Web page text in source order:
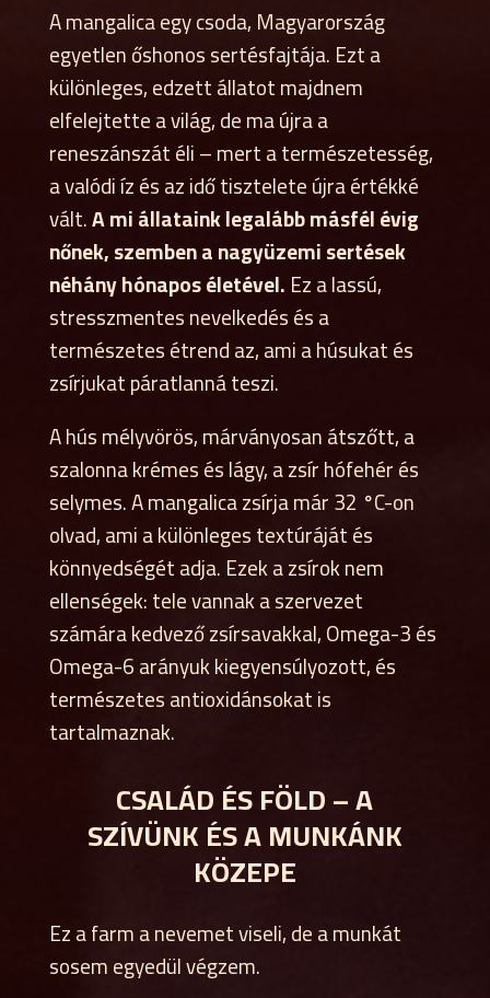
A mangalica egy csoda, Magyarország
egyetlen őshonos sertésfajtája. Ezt a
különleges, edzett állatot majdnem
elfelejtette a világ, de ma újra a
reneszánszát éli – mert a természetesség,
a valódi íz és az idő tisztelete újra értékké
vált.A mi állataink legalább másfél évig
nőnek, szemben a nagyüzemi sertések
néhány hónapos életével.Ez a lassú,
stresszmentes nevelkedés és a
természetes étrend az, ami a húsukat és
zsírjukat páratlanná teszi.
A hús mélyvörös, márványosan átszőtt, a
szalonna krémes és lágy, a zsír hófehér és
selymes. A mangalica zsírja már 32 °C-on
olvad, ami a különleges textúráját és
könnyedségét adja. Ezek a zsírok nem
ellenségek: tele vannak a szervezet
számára kedvező zsírsavakkal, Omega-3 és
Omega-6 arányuk kiegyensúlyozott, és
természetes antioxidánsokat is
tartalmaznak.
CSALÁD ÉS FÖLD – A
SZÍVÜNK ÉS A MUNKÁNK
KÖZEPE
Ez a farm a nevemet viseli, de a munkát
sosem egyedül végzem.